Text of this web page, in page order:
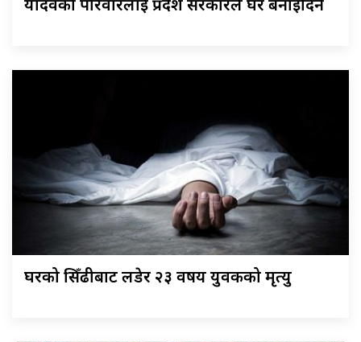
यादवको परिवारलाई प्रदेश सरकारले घर बनाइदिने
घरको सिँढीबाट लडेर २३ वर्षीय युवकको मृत्यु